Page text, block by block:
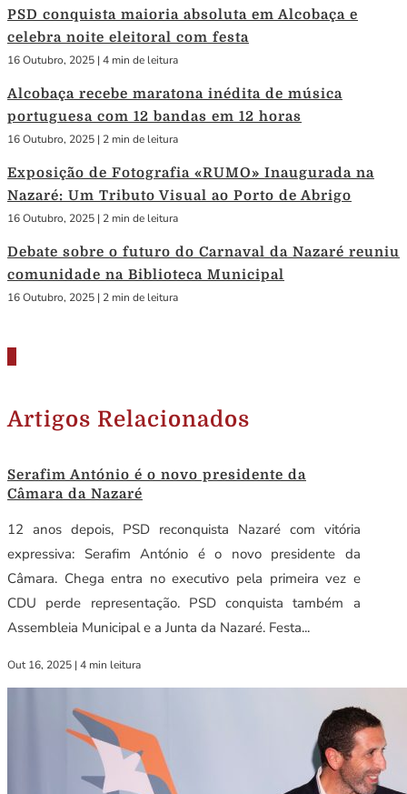
PSD conquista maioria absoluta em Alcobaça e
celebra noite eleitoral com festa
16 Outubro, 2025 | 4 min de leitura
Alcobaça recebe maratona inédita de música
portuguesa com 12 bandas em 12 horas
16 Outubro, 2025 | 2 min de leitura
Exposição de Fotografia «RUMO» Inaugurada na
Nazaré: Um Tributo Visual ao Porto de Abrigo
16 Outubro, 2025 | 2 min de leitura
Debate sobre o futuro do Carnaval da Nazaré reuniu
comunidade na Biblioteca Municipal
16 Outubro, 2025 | 2 min de leitura
Artigos Relacionados
Serafim António é o novo presidente da
Câmara da Nazaré
12 anos depois, PSD reconquista Nazaré com vitória
expressiva: Serafim António é o novo presidente da
Câmara. Chega entra no executivo pela primeira vez e
CDU perde representação. PSD conquista também a
Assembleia Municipal e a Junta da Nazaré. Festa...
Out 16, 2025 | 4 min leitura